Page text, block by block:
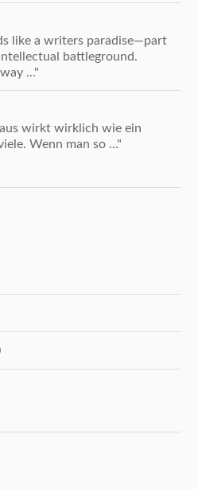
like a writers paradise—part
battleground.
..."
wirkt wirklich wie ein
Wenn man so ..."